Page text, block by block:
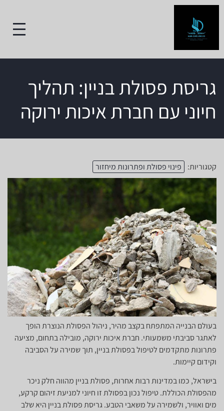
גריסת פסולת בניין: תהליך
חיוני עם חברת איכות ירוקה
קטגוריות: פינוי פסולת ופתרונות מיחזור
בעולם הבנייה המתפתח בקצב מהיר, ניהול הפסולת הנוצרת הופך
לאתגר סביבתי משמעותי. חברת איכות ירוקה, מובילה בתחום, מציעה
פתרונות מתקדמים לטיפול בפסולת בניין, תוך שמירה על הסביבה
וקידום קיימות.
בישראל, כמו במדינות רבות אחרות, פסולת בניין מהווה חלק ניכר
מהפסולת הכוללת. טיפול נכון בפסולת זו חיוני למניעת זיהום קרקע,
מים ואוויר, ולשמירה על משאבי הטבע. גריסת פסולת בניין היא שלב